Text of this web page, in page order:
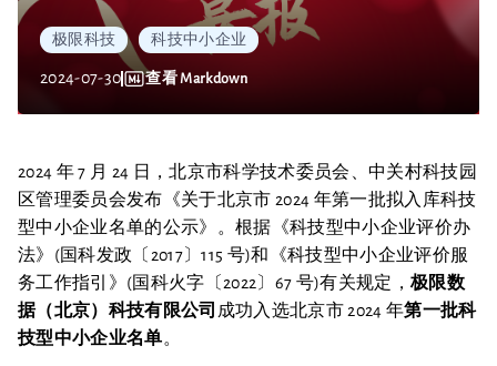
极限科技 科技中小企业
2024-07-30 查看 Markdown
2024 年 7 月 24 日，北京市科学技术委员会、中关村科技园
区管理委员会发布《关于北京市 2024 年第一批拟入库科技
型中小企业名单的公示》。根据《科技型中小企业评价办
法》(国科发政〔2017〕115 号)和《科技型中小企业评价服
务工作指引》(国科火字〔2022〕67 号)有关规定， 极限数
据（北京）科技有限公司 成功入选北京市 2024 年第一批科
技型中小企业名单。